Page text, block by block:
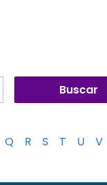
Q R S T U V